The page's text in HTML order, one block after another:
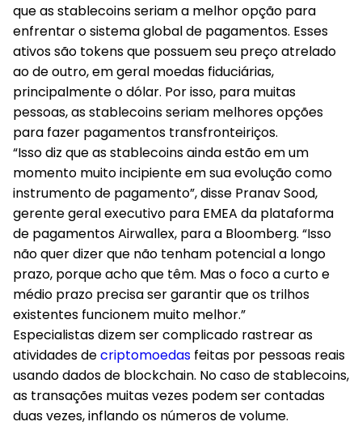
que as stablecoins seriam a melhor opção para
enfrentar o sistema global de pagamentos. Esses
ativos são tokens que possuem seu preço atrelado
ao de outro, em geral moedas fiduciárias,
principalmente o dólar. Por isso, para muitas
pessoas, as stablecoins seriam melhores opções
para fazer pagamentos transfronteiriços.
“Isso diz que as stablecoins ainda estão em um
momento muito incipiente em sua evolução como
instrumento de pagamento”, disse Pranav Sood,
gerente geral executivo para EMEA da plataforma
de pagamentos Airwallex, para a Bloomberg. “Isso
não quer dizer que não tenham potencial a longo
prazo, porque acho que têm. Mas o foco a curto e
médio prazo precisa ser garantir que os trilhos
existentes funcionem muito melhor.”
Especialistas dizem ser complicado rastrear as
atividades decriptomoedas feitas por pessoas reais
usando dados de blockchain. No caso de stablecoins,
as transações muitas vezes podem ser contadas
duas vezes, inflando os números de volume.